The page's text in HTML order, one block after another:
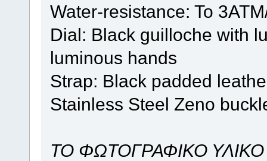
Water-resistance: To
Dial: Black guilloche with
luminous hands
Strap: Black padded
Stainless Steel Zeno
ΤΟ ΦΩΤΟΓΡΑΦΙΚΟ ΥΛΙΚΟ